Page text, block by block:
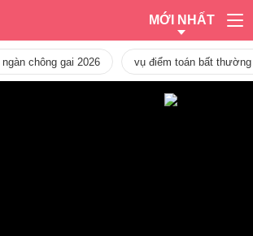
MỚI NHẤT
chông gai 2026 vụ điểm toán bất